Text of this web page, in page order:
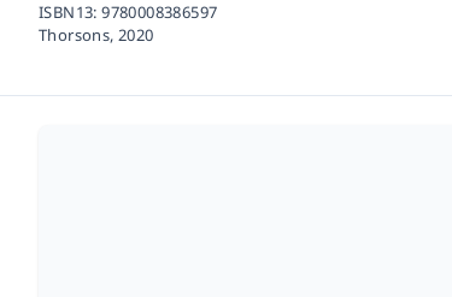
ISBN13:9780008386597
Thorsons,2020